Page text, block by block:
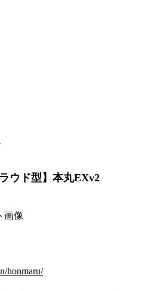
ウド型】本丸EXv2
honmaru/